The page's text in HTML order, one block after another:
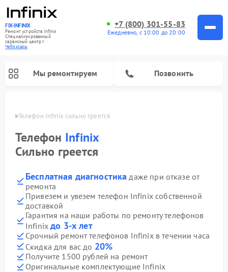
FIX-INFINIX
Ремонт устройств Infinix
Специализированный
cервисный центр г.
Чебоксары
+7 (800) 301-55-83
Ежедневно, с 10:00 до 20:00
Мы ремонтируем Позвонить
Телефон Infinix сильно греется
Телефон Infinix
Сильно греется
Бесплатная диагностика даже при отказе от
ремонта
Привезем и увезем телефон Infinix собственной
доставкой
Гарантия на наши работы по ремонту телефонов
Infinixдо 3-х лет
Срочный ремонт телефонов Infinix в течении часа
Скидка для вас до 20%
Получите 1500 рублей на ремонт
Оригинальные комплектующие Infinix